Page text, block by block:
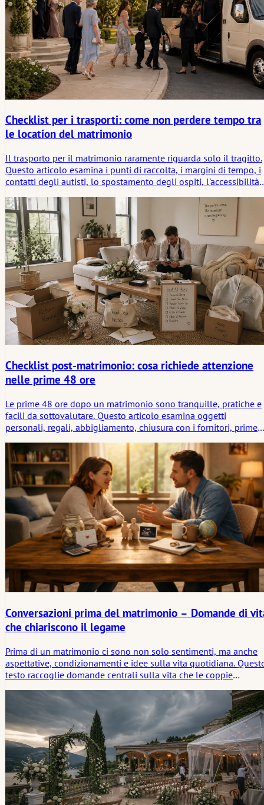
Checklist per i trasporti: come non perdere tempo tra
le location del matrimonio
Il trasporto per il matrimonio raramente riguarda solo il tragitto.
Questo articolo esamina i punti di raccolta, i margini di tempo, i
contatti degli autisti, lo spostamento degli ospiti, l'accessibilità
tempo silenziosamente.
Checklist post-matrimonio: cosa richiede attenzione
nelle prime 48 ore
Le prime 48 ore dopo un matrimonio sono tranquille, pratiche e
facili da sottovalutare. Questo articolo esamina oggetti
personali, regali, abbigliamento, chiusura con i fornitori, prime
leggero invece di trasformarsi in commissioni sparse.
Conversazioni prima del matrimonio – Domande di
che chiariscono il legame
Prima di un matrimonio ci sono non solo sentimenti, ma anche
aspettative, condizionamenti e idee sulla vita quotidiana.
testo raccoglie domande centrali sulla vita che le coppie
figli, conflitti, divisione dei compiti e valori personali. Nato da
osservazioni, considerato oggettivamente e vicino alla vita
quotidiana vissuta. Conversazioni che rendono visibili le
differenze – e che rafforzano così il legame.